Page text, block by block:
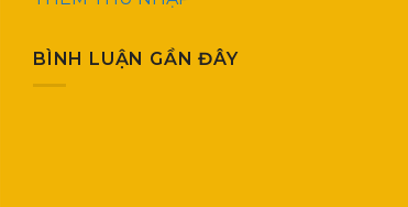
BÌNH LUẬN GẦN ĐÂY